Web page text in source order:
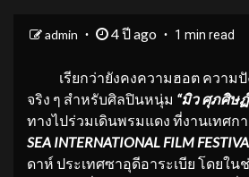
admin 4 ปี ago 1 min read
เรียกว่ายังคงความฮอต ความปั
จริง ๆ สำหรับศิลปินหนุ่ม “มิว ศุภศิษ
ทางไปร่วมเดินพรมแดง ที่งานเทศก
SEA INTERNATIONAL FILM
ดาห์ ประเทศซาอุดีอาระเบีย โดยใน